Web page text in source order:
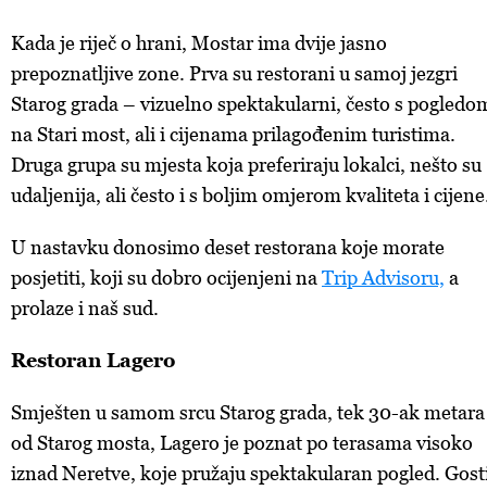
Kada je riječ o hrani, Mostar ima dvije jasno
prepoznatljive zone. Prva su restorani u samoj jezgri
Starog grada – vizuelno spektakularni, često s
na Stari most, ali i cijenama prilagođenim turistima.
Druga grupa su mjesta koja preferiraju lokalci, nešto su
udaljenija, ali često i s boljim omjerom kvaliteta i
U nastavku donosimo deset restorana koje morate
posjetiti, koji su dobro ocijenjeni na Trip Advisoru, a
prolaze i naš sud.
Restoran Lagero
Smješten u samom srcu Starog grada, tek 30-ak metara
od Starog mosta, Lagero je poznat po terasama visoko
iznad Neretve, koje pružaju spektakularan pogled.